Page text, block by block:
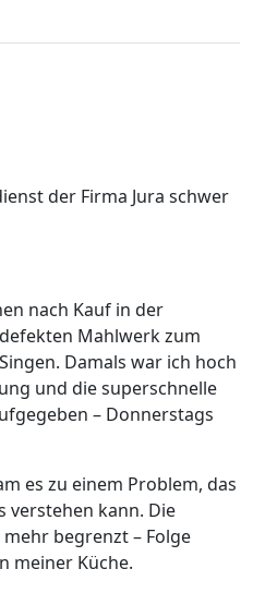
der Firma Jura schwer
nach Kauf in der
Mahlwerk zum
Damals war ich hoch
und die superschnelle
– Donnerstags
es zu einem Problem, das
verstehen kann. Die
begrenzt – Folge
meiner Küche.